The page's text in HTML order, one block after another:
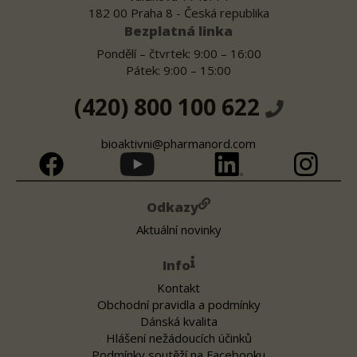
182 00 Praha 8 - Česká republika
Bezplatná linka
Pondělí – čtvrtek: 9:00 – 16:00
Pátek: 9:00 – 15:00
(420) 800 100 622
bioaktivni@pharmanord.com
Odkazy
Aktuální novinky
Info
Kontakt
Obchodní pravidla a podmínky
Dánská kvalita
Hlášení nežádoucích účinků